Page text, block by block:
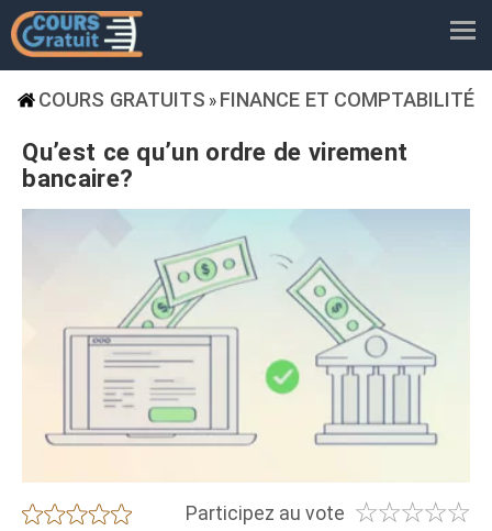
COURS GRATUITS » FINANCE ET COMPTABILITÉ
Qu’est ce qu’un ordre de virement
bancaire?
Participez au vote ☆☆☆☆☆
★★★★★